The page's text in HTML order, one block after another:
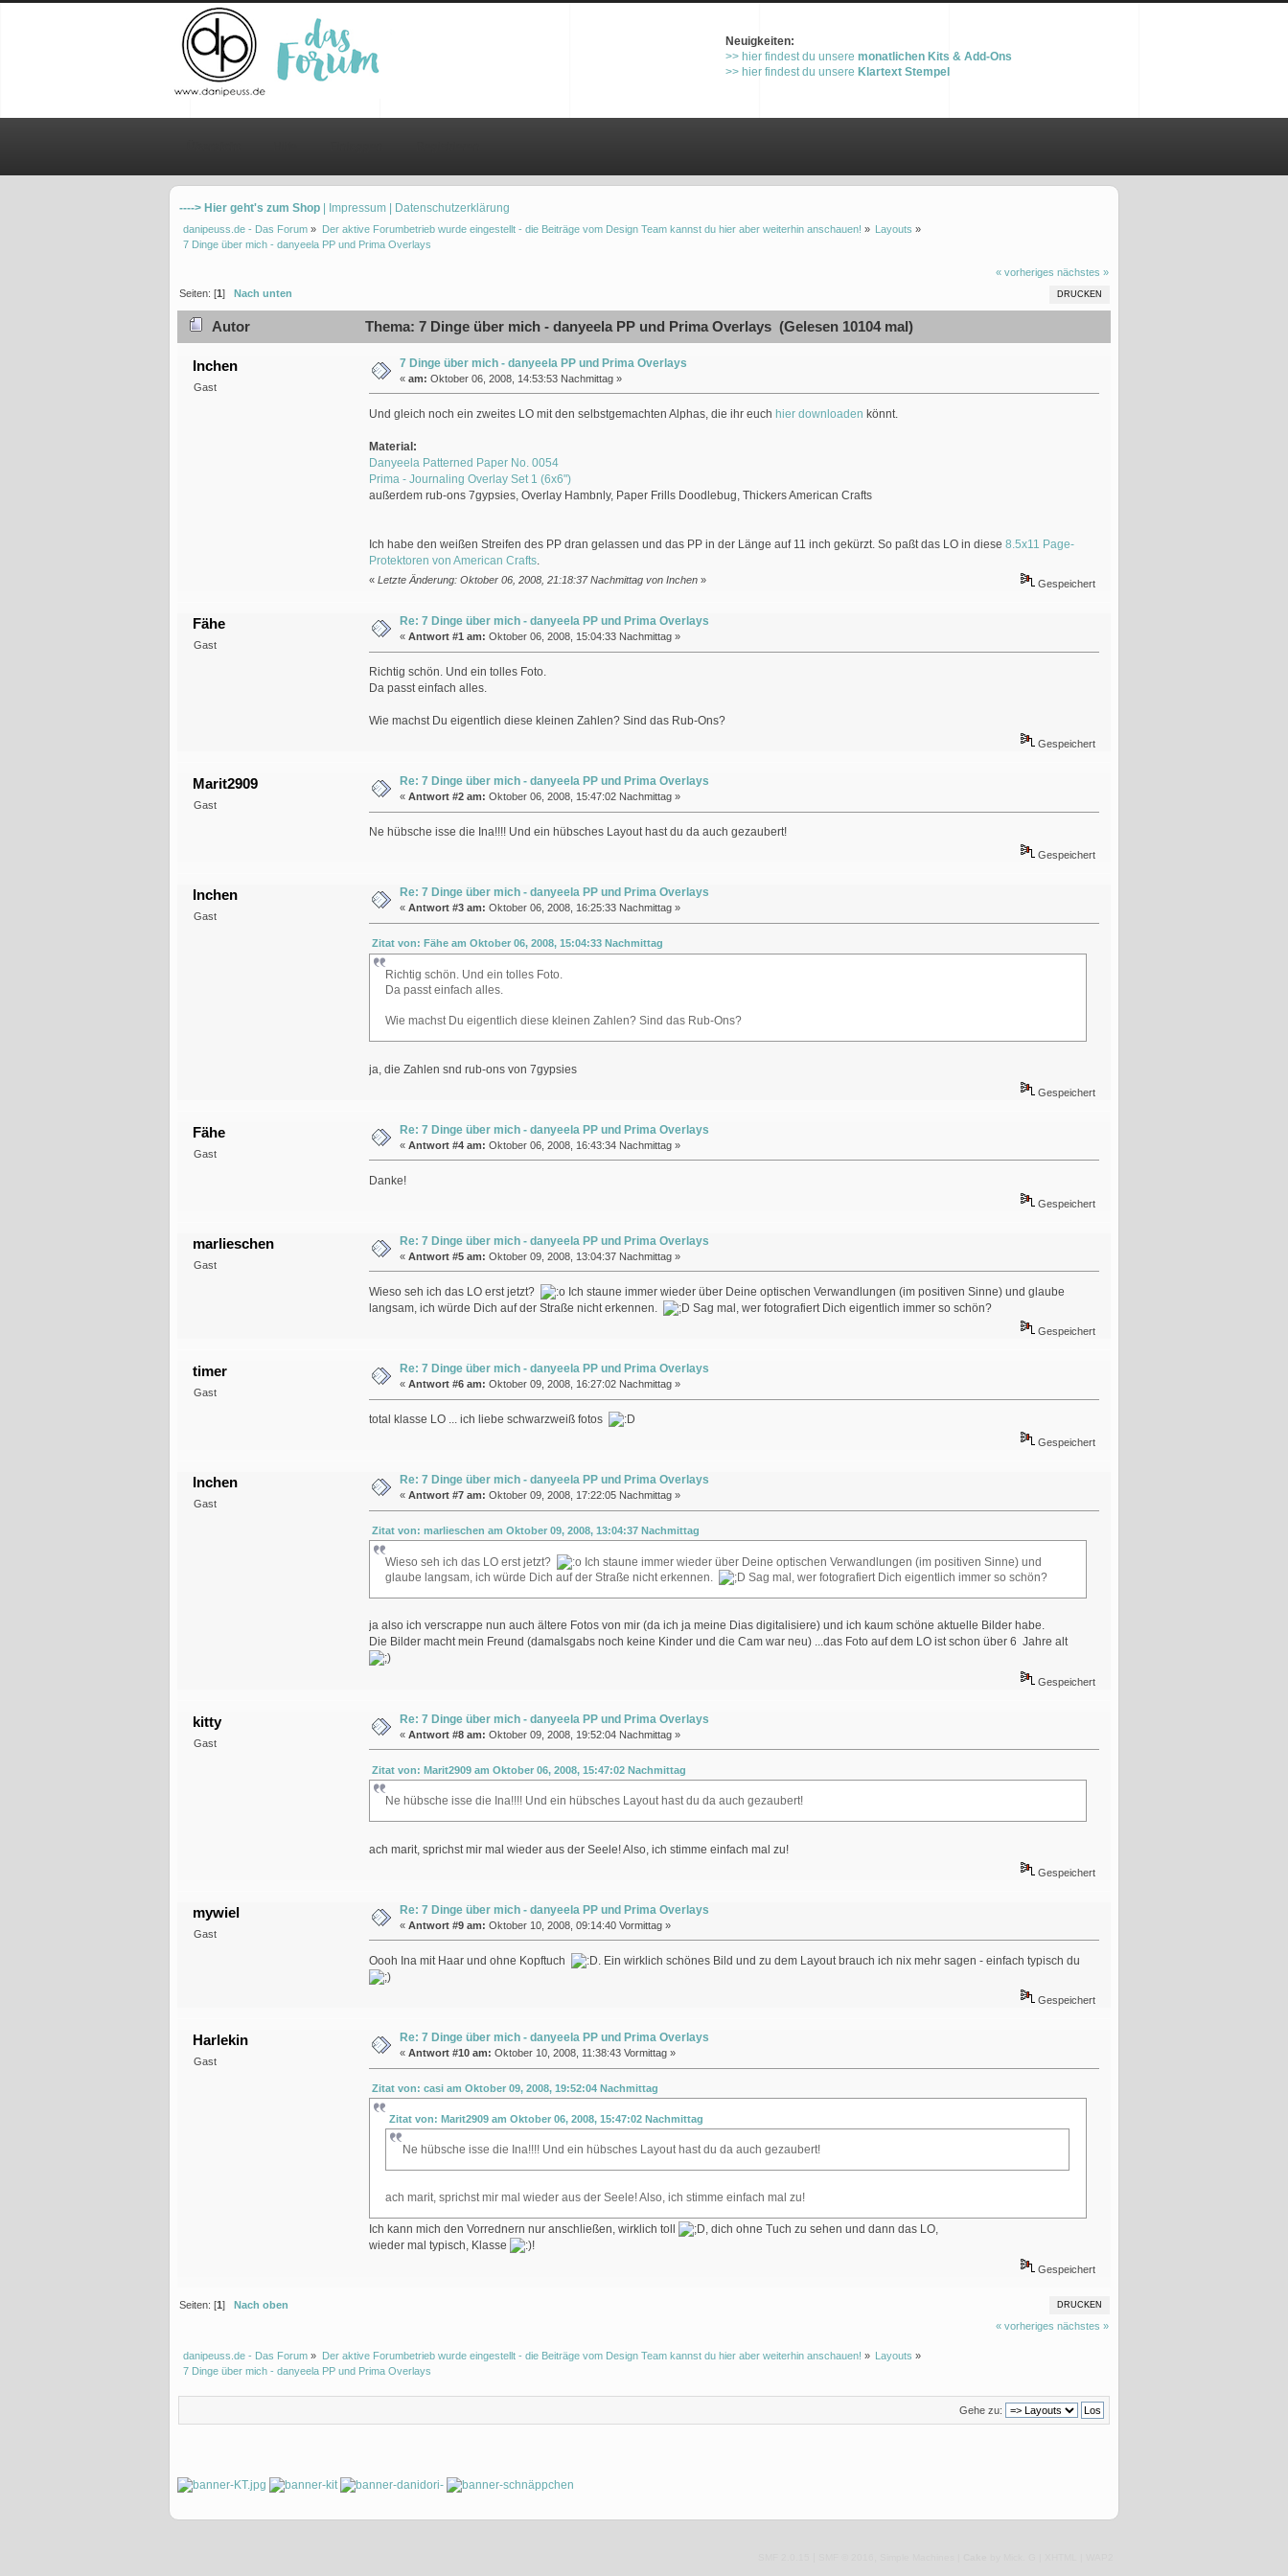
Neuigkeiten:
>> hier findest du unsere monatlichen Kits & Add-Ons
>> hier findest du unsere Klartext Stempel
----> Hier geht's zum Shop | Impressum | Datenschutzerklärung
danipeuss.de - Das Forum » Der aktive Forumbetrieb wurde eingestellt - die Beiträge vom Design Team kannst du hier aber weiterhin anschauen! » Layouts »
7 Dinge über mich - danyeela PP und Prima Overlays
« vorheriges nächstes »
DRUCKEN
Seiten: [1] Nach unten
Autor Thema: 7 Dinge über mich - danyeela PP und Prima Overlays (Gelesen 10104 mal)
Inchen
Gast
7 Dinge über mich - danyeela PP und Prima Overlays
« am: Oktober 06, 2008, 14:53:53 Nachmittag »
Und gleich noch ein zweites LO mit den selbstgemachten Alphas, die ihr euch hier downloaden könnt.
Material:
Danyeela Patterned Paper No. 0054
Prima - Journaling Overlay Set 1 (6x6")
außerdem rub-ons 7gypsies, Overlay Hambnly, Paper Frills Doodlebug, Thickers American Crafts
Ich habe den weißen Streifen des PP dran gelassen und das PP in der Länge auf 11 inch gekürzt. So paßt das LO in diese 8.5x11 Page-
Protektoren von American Crafts.
« Letzte Änderung: Oktober 06, 2008, 21:18:37 Nachmittag von Inchen» Gespeichert
Fähe
Gast
Re: 7 Dinge über mich - danyeela PP und Prima Overlays
« Antwort #1 am: Oktober 06, 2008, 15:04:33 Nachmittag »
Richtig schön. Und ein tolles Foto.
Da passt einfach alles.
Wie machst Du eigentlich diese kleinen Zahlen? Sind das Rub-Ons?
Gespeichert
Marit2909
Gast
Re: 7 Dinge über mich - danyeela PP und Prima Overlays
« Antwort #2 am: Oktober 06, 2008, 15:47:02 Nachmittag »
Ne hübsche isse die Ina!!!! Und ein hübsches Layout hast du da auch gezaubert!
Gespeichert
Inchen
Gast
Re: 7 Dinge über mich - danyeela PP und Prima Overlays
« Antwort #3 am: Oktober 06, 2008, 16:25:33 Nachmittag »
Zitat von: Fähe am Oktober 06, 2008, 15:04:33 Nachmittag
Richtig schön. Und ein tolles Foto.
Da passt einfach alles.
Wie machst Du eigentlich diese kleinen Zahlen? Sind das Rub-Ons?
ja, die Zahlen snd rub-ons von 7gypsies
Gespeichert
Fähe
Gast
Re: 7 Dinge über mich - danyeela PP und Prima Overlays
« Antwort #4 am: Oktober 06, 2008, 16:43:34 Nachmittag »
Danke!
Gespeichert
marlieschen
Gast
Re: 7 Dinge über mich - danyeela PP und Prima Overlays
« Antwort #5 am: Oktober 09, 2008, 13:04:37 Nachmittag »
Wieso seh ich das LO erst jetzt?
Ich staune immer wieder über Deine optischen Verwandlungen (im positiven Sinne) und glaube
langsam, ich würde Dich auf der Straße nicht erkennen.
Sag mal, wer fotografiert Dich eigentlich immer so schön?
Gespeichert
timer
Gast
Re: 7 Dinge über mich - danyeela PP und Prima Overlays
« Antwort #6 am: Oktober 09, 2008, 16:27:02 Nachmittag »
total klasse LO ... ich liebe schwarzweiß fotos
Gespeichert
Inchen
Gast
Re: 7 Dinge über mich - danyeela PP und Prima Overlays
« Antwort #7 am: Oktober 09, 2008, 17:22:05 Nachmittag »
Zitat von: marlieschen am Oktober 09, 2008, 13:04:37 Nachmittag
Wieso seh ich das LO erst jetzt?
Ich staune immer wieder über Deine optischen Verwandlungen (im positiven Sinne) und
glaube langsam, ich würde Dich auf der Straße nicht erkennen.
Sag mal, wer fotografiert Dich eigentlich immer so schön?
ja also ich verscrappe nun auch ältere Fotos von mir (da ich ja meine Dias digitalisiere) und ich kaum schöne aktuelle Bilder habe.
Die Bilder macht mein Freund (damalsgabs noch keine Kinder und die Cam war neu) ...das Foto auf dem LO ist schon über 6 Jahre alt
Gespeichert
kitty
Gast
Re: 7 Dinge über mich - danyeela PP und Prima Overlays
« Antwort #8 am: Oktober 09, 2008, 19:52:04 Nachmittag »
Zitat von: Marit2909 am Oktober 06, 2008, 15:47:02 Nachmittag
Ne hübsche isse die Ina!!!! Und ein hübsches Layout hast du da auch gezaubert!
ach marit, sprichst mir mal wieder aus der Seele! Also, ich stimme einfach mal zu!
Gespeichert
mywiel
Gast
Re: 7 Dinge über mich - danyeela PP und Prima Overlays
« Antwort #9 am: Oktober 10, 2008, 09:14:40 Vormittag »
Oooh Ina mit Haar und ohne Kopftuch . Ein wirklich schönes Bild und zu dem Layout brauch ich nix mehr sagen - einfach typisch du
Gespeichert
Harlekin
Gast
Re: 7 Dinge über mich - danyeela PP und Prima Overlays
« Antwort #10 am: Oktober 10, 2008, 11:38:43 Vormittag »
Zitat von: casi am Oktober 09, 2008, 19:52:04 Nachmittag
Zitat von: Marit2909 am Oktober 06, 2008, 15:47:02 Nachmittag
Ne hübsche isse die Ina!!!! Und ein hübsches Layout hast du da auch gezaubert!
ach marit, sprichst mir mal wieder aus der Seele! Also, ich stimme einfach mal zu!
Ich kann mich den Vorrednern nur anschließen, wirklich toll
, dich ohne Tuch zu sehen und dann das LO,
wieder mal typisch, Klasse
!
Gespeichert
DRUCKEN
Seiten: [1]Nach oben
« vorheriges nächstes »
danipeuss.de - Das Forum » Der aktive Forumbetrieb wurde eingestellt - die Beiträge vom Design Team kannst du hier aber weiterhin anschauen! » Layouts »
7 Dinge über mich - danyeela PP und Prima Overlays
Gehe zu: